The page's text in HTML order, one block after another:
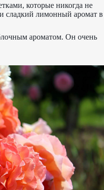
которые никогда не
сладкий лимонный аромат в
ароматом. Он очень